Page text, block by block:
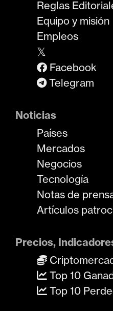
Reglas
Equipo y misión
Empleos
𝕏
Facebook
Telegram
Noticias
Países
Mercados
Negocios
Tecnología
Notas de
Artículos
Precios,
Top 10
Top 10